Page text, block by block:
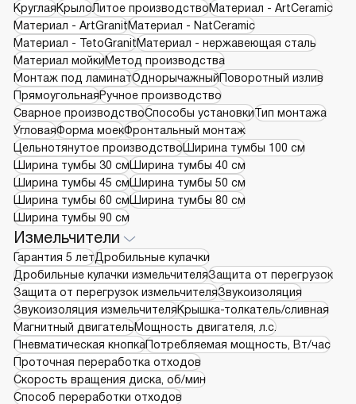
КруглаяКрылоЛитое производствоМатериал - ArtCeramic
Материал - ArtGranitМатериал - NatCeramic
Материал - TetoGranitМатериал - нержавеющая сталь
Материал мойкиМетод производства
Монтаж под ламинатОднорычажныйПоворотный излив
ПрямоугольнаяРучное производство
Сварное производствоСпособы установкиТип монтажа
УгловаяФорма моекФронтальный монтаж
Цельнотянутое производствоШирина тумбы 100 см
Ширина тумбы 30 смШирина тумбы 40 см
Ширина тумбы 45 смШирина тумбы 50 см
Ширина тумбы 60 смШирина тумбы 80 см
Ширина тумбы 90 см
Измельчители
Гарантия 5 летДробильные кулачки
Дробильные кулачки измельчителяЗащита от перегрузок
Защита от перегрузок измельчителяЗвукоизоляция
Звукоизоляция измельчителяКрышка-толкатель/сливная
Магнитный двигательМощность двигателя, л.с.
Пневматическая кнопкаПотребляемая мощность, Вт/час
Проточная переработка отходов
Скорость вращения диска, об/мин
Способ переработки отходов